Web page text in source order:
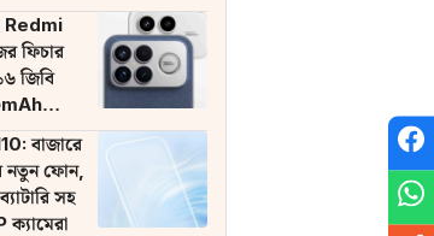
Redmi
ফিচার
জিবি
বাজারে
নতুন ফোন,
সহ